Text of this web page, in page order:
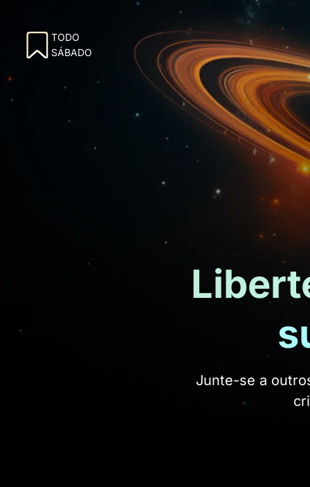
TODO
SÁBADO
Junte-se a